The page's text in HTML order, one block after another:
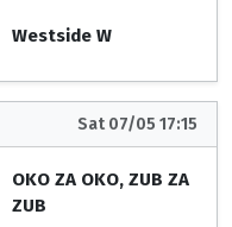
Westside W
Sat 07/05 17:15
OKO ZA OKO, ZUB ZA
ZUB